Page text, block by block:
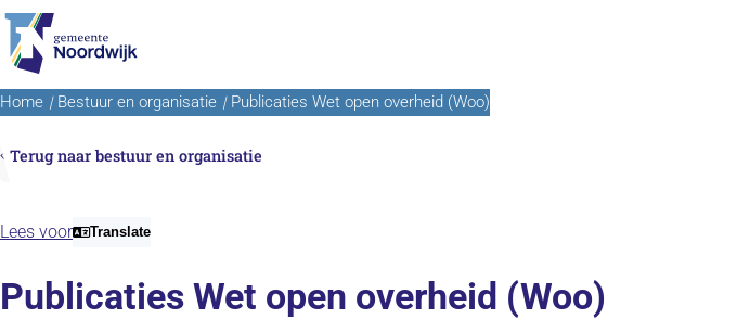
Ga naar de inhoud
Home Bestuur en organisatie Publicaties Wet open overheid (Woo)
Terug naar bestuur en organisatie
Lees voor Translate
Publicaties Wet open overheid (Woo)